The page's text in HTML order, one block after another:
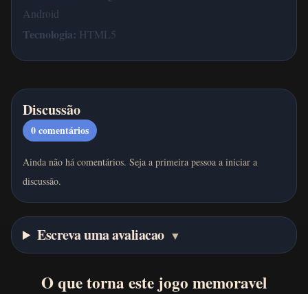
Android
Tecnologia: HTML5
Discussão
0comentários
Ainda não há comentários. Seja a primeira pessoa a iniciar a
discussão.
Escreva uma avaliacao ▼
O que torna este jogo memoravel